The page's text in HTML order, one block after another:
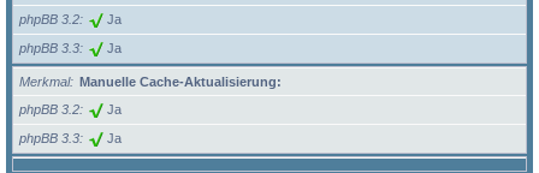
phpBB 3.2
Ja
phpBB 3.3 Ja
Merkmal
Manuelle Cache-Aktualisierung:
phpBB 3.2
Ja
phpBB 3.3 Ja